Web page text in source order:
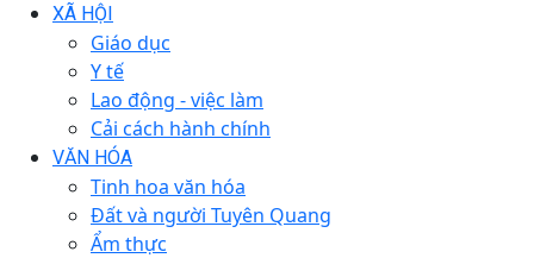
XÃ HỘI
Giáo dục
Y tế
Lao động - việc làm
Cải cách hành chính
VĂN HÓA
Tinh hoa văn hóa
Đất và người Tuyên Quang
Ẩm thực